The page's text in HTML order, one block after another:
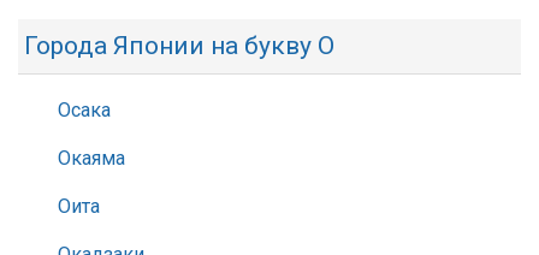
Города Японии на букву О
Осака
Окаяма
Оита